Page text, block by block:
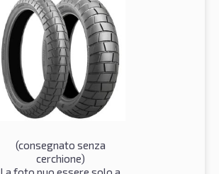
(consegnato senza
cerchione)